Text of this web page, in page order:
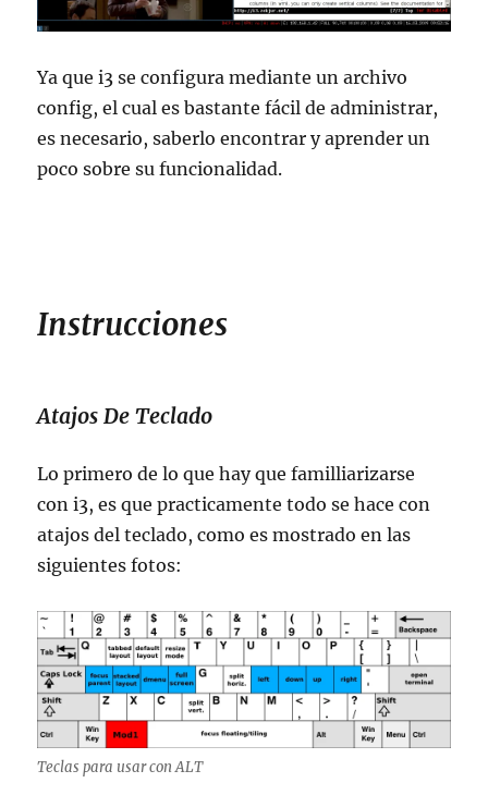
Ya que i3 se configura mediante un archivo
config, el cual es bastante fácil de administrar,
es necesario, saberlo encontrar y aprender un
poco sobre su funcionalidad.
Instrucciones
Atajos De Teclado
Lo primero de lo que hay que familliarizarse
con i3, es que practicamente todo se hace con
atajos del teclado, como es mostrado en las
siguientes fotos:
Teclas para usar con ALT